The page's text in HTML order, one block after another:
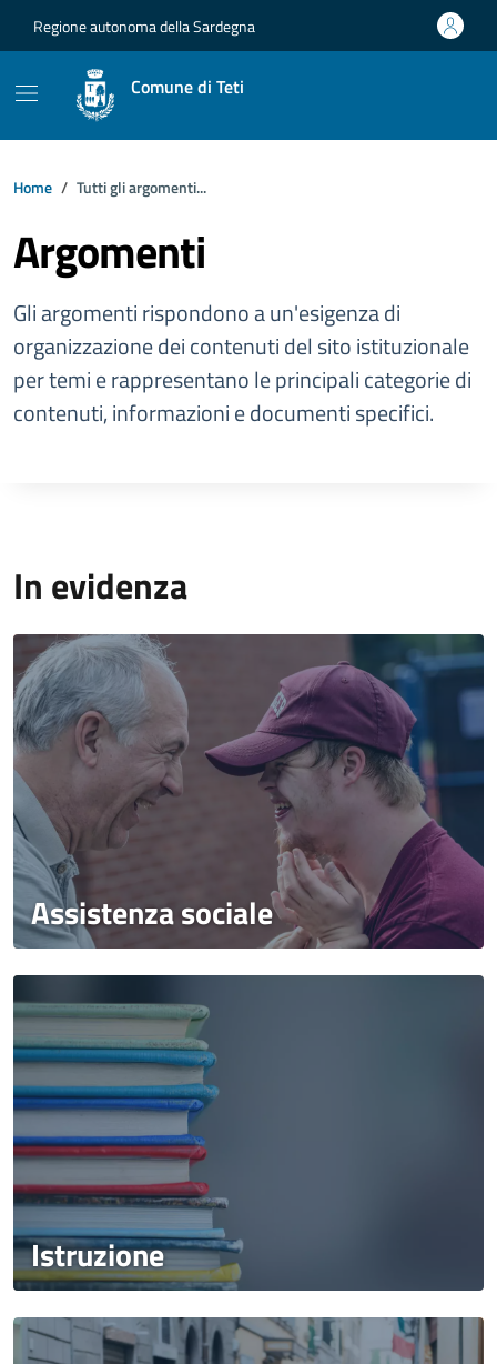
Regione autonoma della Sardegna
Comune di Teti
Home Tutti gli argomenti...
Argomenti
Gli argomenti rispondono a un'esigenza di
organizzazione dei contenuti del sito istituzionale
per temi e rappresentano le principali categorie di
contenuti, informazioni e documenti specifici.
In evidenza
Assistenza sociale
Istruzione